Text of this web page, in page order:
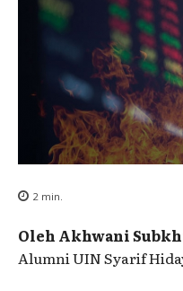
2 min.
Oleh Akhwani
Alumni UIN Syarif